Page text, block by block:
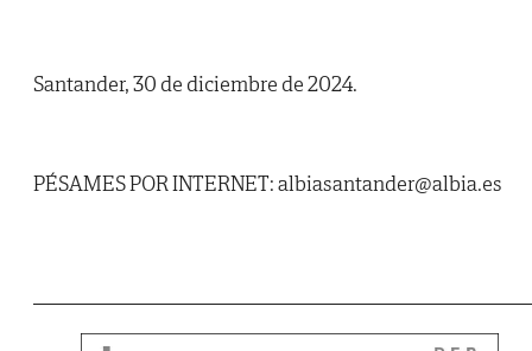
Santander, 30 de diciembre de 2024.
PÉSAMES POR INTERNET: albiasantander@albia.es